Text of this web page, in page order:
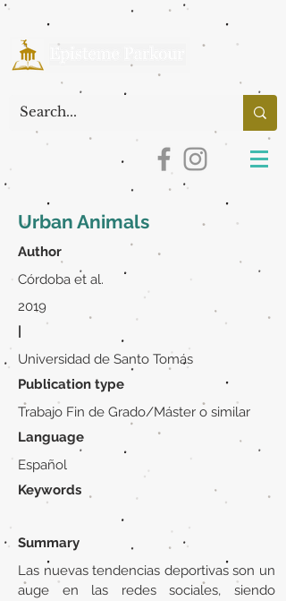
Urban Animals
Author
Córdoba et al.
2019
|
Universidad de Santo Tomás
Publication type
Trabajo Fin de Grado/Máster o similar
Language
Español
Keywords
Summary
Las nuevas tendencias deportivas son un
auge en las redes sociales, siendo